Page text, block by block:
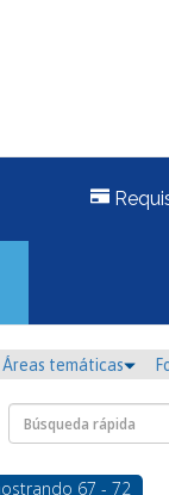
Áreas temáticas
67 - 72